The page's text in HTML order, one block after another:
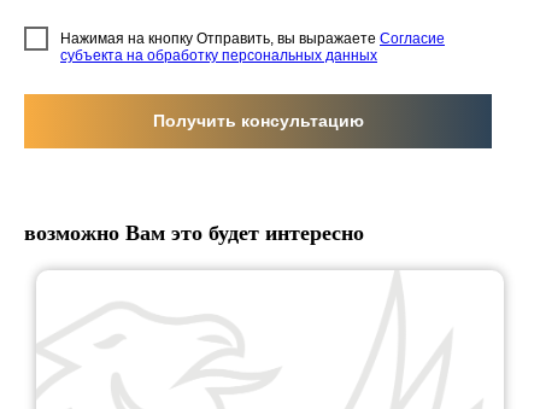
Нажимая на кнопку Отправить, вы выражаете Согласие
субъекта на обработку персональных данных
Получить консультацию
возможно Вам это будет интересно